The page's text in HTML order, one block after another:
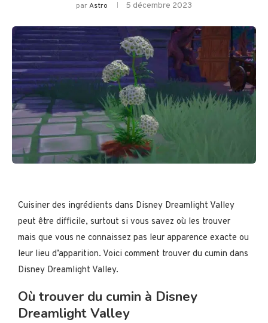
parAstro 5 décembre 2023
Cuisiner des ingrédients dans Disney Dreamlight Valley
peut être difficile, surtout si vous savez où les trouver
mais que vous ne connaissez pas leur apparence exacte ou
leur lieu d’apparition. Voici comment trouver du cumin dans
Disney Dreamlight Valley.
Où trouver du cumin à Disney
Dreamlight Valley